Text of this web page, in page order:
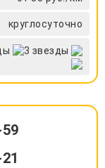
круглосуточно